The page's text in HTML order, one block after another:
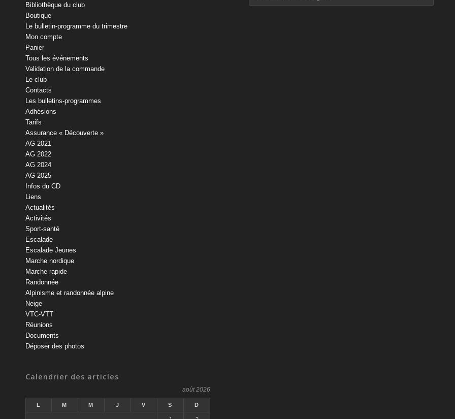
Bibliothèque du club
Boutique
Le bulletin-programme du trimestre
Mon compte
Panier
Tous les événements
Validation de la commande
Le club
Contacts
Les bulletins-programmes
Adhésions
Tarifs
Assurance « Découverte »
AG 2021
AG 2022
AG 2024
AG 2025
Infos du CD
Liens
Actualités
Activités
Sport-santé
Escalade
Escalade Jeunes
Marche nordique
Marche rapide
Randonnée
Alpinisme et randonnée alpine
Neige
VTC-VTT
Réunions
Documents
Déposer des photos
Calendrier des articles
août 2026
L M M J V S D
par